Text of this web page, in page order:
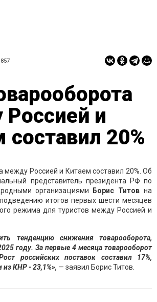
857
и
составил 20%
между Россией и Китаем составил 20%. Об
представитель президента РФ по
организациями
Борис Титовна
итогов первых шести месяцев
режима для туристов между Россией и
тенденцию снижения товарооборота,
году. За первые 4 месяца товарооборот
российских поставок составил 17%,
из КНР - 23,1%», — заявил Борис Титов.